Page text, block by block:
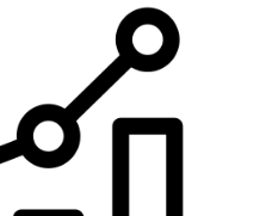
a
multicanal
(passo a